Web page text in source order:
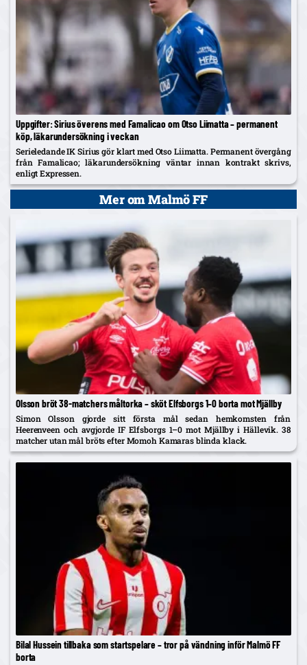
Uppgifter: Sirius överens med Famalicao om Otso Liimatta – permanent
köp, läkarundersökning i veckan
Serieledande IK Sirius gör klart med Otso Liimatta. Permanent övergång
från Famalicao; läkarundersökning väntar innan kontrakt skrivs,
enligt Expressen.
Mer om Malmö FF
Olsson bröt 38-matchers måltorka – sköt Elfsborgs 1–0 borta mot Mjällby
Simon Olsson gjorde sitt första mål sedan hemkomsten från
Heerenveen och avgjorde IF Elfsborgs 1–0 mot Mjällby i Hällevik. 38
matcher utan mål bröts efter Momoh Kamaras blinda klack.
Bilal Hussein tillbaka som startspelare – tror på vändning inför Malmö FF
borta